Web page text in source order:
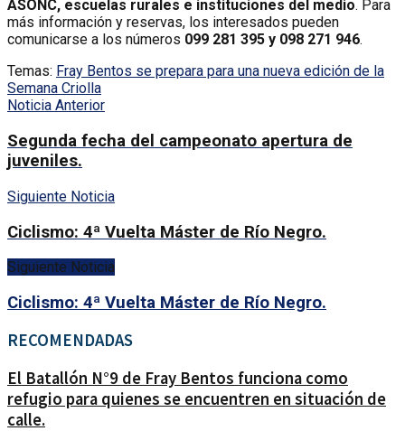
ASONC, escuelas rurales e instituciones del medio. Para
más información y reservas, los interesados pueden
comunicarse a los números 099 281 395 y 098 271 946.
Temas: Fray Bentos se prepara para una nueva edición de la
Semana Criolla
Noticia Anterior
Segunda fecha del campeonato apertura de
juveniles.
Siguiente Noticia
Ciclismo: 4ª Vuelta Máster de Río Negro.
Siguiente Noticia
Ciclismo: 4ª Vuelta Máster de Río Negro.
RECOMENDADAS
El Batallón N°9 de Fray Bentos funciona como
refugio para quienes se encuentren en situación de
calle.